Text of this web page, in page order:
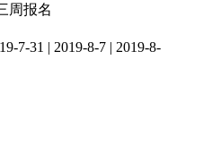
周报名
7-31 | 2019-8-7 | 2019-8-